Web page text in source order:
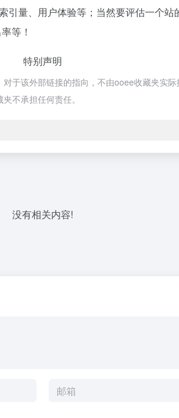
量、用户体验等；当然要评估一个
等！
特别声明
于该外部链接的指向，不由ooee收藏夹实
不承担任何责任。
没有相关内容!